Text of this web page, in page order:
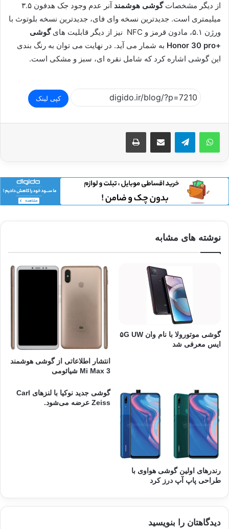
از دیگر مشخصاتگوشی هوشمند
آنر عدم وجود جک هدفون ۳.۵
میلیمتری است. جدیدترین نسخه وای فای، جدیدترین نسخه بلوتوث با
ورژن ۵.۱، مادون قرمز و NFC نیز از دیگر قابلیت های
گوشی
+
Honor 30 pro به شمار می آید. در نهایت می توان به رنگ بندی
این گوشی اشاره کرد که شامل نقره ای، سبز و مشکی است.
کپی لینک
اشتراک گذاری از طریق ایمیل چاپ
نوشته های مشابه
گوشی موتورولا با نام وان ۵G UW
ایس معرفی شد
انتشار اطلاعاتی از گوشی هوشمند
Mi Max 3 شیائومی
رندرهای اولین گوشی هواوی با
طراحی پاپ آپ درز کرد
گوشی جدید نوکیا با لنزهای Carl
Zeiss‌ عرضه می‌شود.
دیدگاهتان را بنویسید